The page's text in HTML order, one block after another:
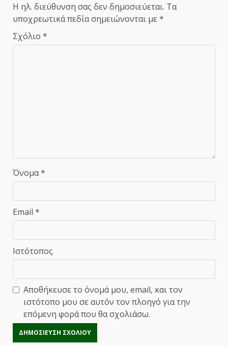
Η ηλ. διεύθυνση σας δεν δημοσιεύεται. Τα
υποχρεωτικά πεδία σημειώνονται με *
Σχόλιο *
Όνομα*
Email *
Ιστότοπος
Αποθήκευσε το όνομά μου, email, και τον
ιστότοπο μου σε αυτόν τον πλοηγό για την
επόμενη φορά που θα σχολιάσω.